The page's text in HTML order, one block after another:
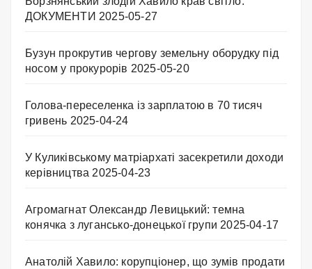
ДОКУМЕНТИ 2025-05-27
Бузун прокрутив чергову земельну оборудку під
носом у прокурорів 2025-05-20
Голова-переселенка із зарплатою в 70 тисяч
гривень 2025-04-24
У Куликівському матріархаті засекретили доходи
керівництва 2025-04-23
Агромагнат Олександр Левицький: темна
конячка з лугансько-донецької групи 2025-04-17
Анатолій Хавило: корупціонер, що зумів продати